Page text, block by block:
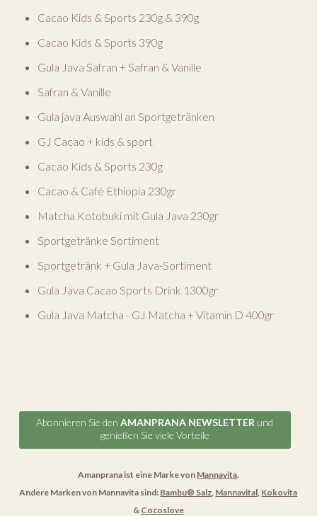
Cacao Kids & Sports 230g & 390g
Cacao Kids & Sports 390g
Gula Java Safran + Safran & Vanille
Safran & Vanille
Gula java Auswahl an Sportgetränken
GJ Cacao + kids & sport
Cacao Kids & Sports 230g
Cacao & Café Ethiopia 230gr
Matcha Kotobuki mit Gula Java 230gr
Sportgetränke Sortiment
Sportgetränk + Gula Java-Sortiment
Gula Java Cacao Sports Drink 1300gr
Gula Java Matcha - GJ Matcha + Vitamin D 400gr
Abonnieren Sie denAMANPRANA NEWSLETTER und
genießen Sie viele Vorteile
Amanprana ist eine Marke von Mannavita.
Andere Marken von Mannavita sind: Bambu® Salz Mannavital Kokovita
& Cocoslove